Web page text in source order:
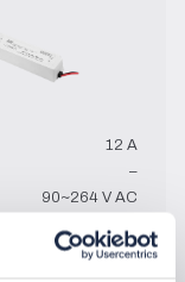
12 A
–
90~264 V AC
stałonapięciowy